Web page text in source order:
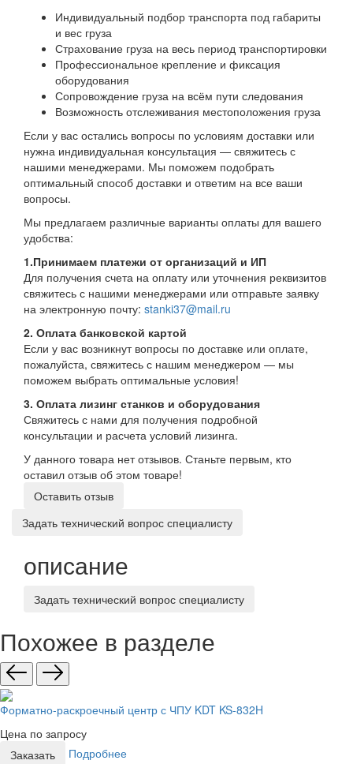
Индивидуальный подбор транспорта под габариты
и вес груза
Страхование груза на весь период транспортировки
Профессиональное крепление и фиксация
оборудования
Сопровождение груза на всём пути следования
Возможность отслеживания местоположения груза
Если у вас остались вопросы по условиям доставки или
нужна индивидуальная консультация — свяжитесь с
нашими менеджерами. Мы поможем подобрать
оптимальный способ доставки и ответим на все ваши
вопросы.
Мы предлагаем различные варианты оплаты для вашего
удобства:
1.Принимаем платежи от организаций и ИП
Для получения счета на оплату или уточнения реквизитов
свяжитесь с нашими менеджерами или отправьте заявку
на электронную почту: stanki37@mail.ru
2. Оплата банковской картой
Если у вас возникнут вопросы по доставке или оплате,
пожалуйста, свяжитесь с нашим менеджером — мы
поможем выбрать оптимальные условия!
3. Оплата лизинг станков и оборудования
Свяжитесь с нами для получения подробной
консультации и расчета условий лизинга.
У данного товара нет отзывов. Станьте первым, кто
оставил отзыв об этом товаре!
Оставить отзыв
Задать технический вопрос специалисту
описание
Задать технический вопрос специалисту
Похожее в разделе
Форматно-раскроечный центр с ЧПУ KDT KS-832H
Цена по запросу
Заказать
Подробнее